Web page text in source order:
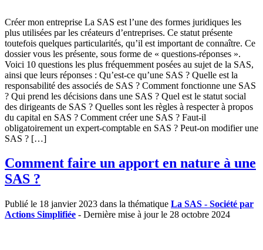
Créer mon entreprise La SAS est l’une des formes juridiques les
plus utilisées par les créateurs d’entreprises. Ce statut présente
toutefois quelques particularités, qu’il est important de connaître. Ce
dossier vous les présente, sous forme de « questions-réponses ».
Voici 10 questions les plus fréquemment posées au sujet de la SAS,
ainsi que leurs réponses : Qu’est-ce qu’une SAS ? Quelle est la
responsabilité des associés de SAS ? Comment fonctionne une SAS
? Qui prend les décisions dans une SAS ? Quel est le statut social
des dirigeants de SAS ? Quelles sont les règles à respecter à propos
du capital en SAS ? Comment créer une SAS ? Faut-il
obligatoirement un expert-comptable en SAS ? Peut-on modifier une
SAS ? […]
Comment faire un apport en nature à une
SAS ?
Publié le 18 janvier 2023 dans la thématique La SAS - Société par
Actions Simplifiée - Dernière mise à jour le 28 octobre 2024